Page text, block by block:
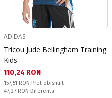
ADIDAS
Tricou Jude Bellingham Training
Kids
Текуща цена:
110,24 RON
Pret obisnuit:
157,51 RON Pret obisnuit
Спестявате:
47,27 RON Diferenta